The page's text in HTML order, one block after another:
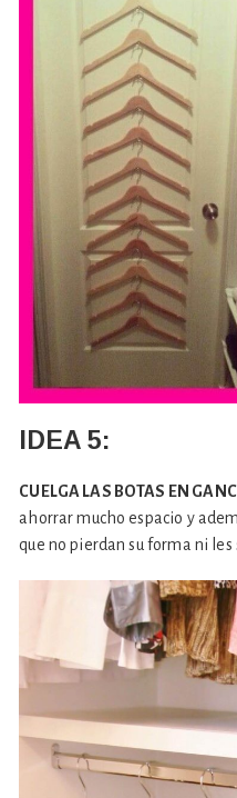
IDEA 5:
CUELGA LAS BOTAS EN
ahorrar mucho espacio y
que no pierdan su forma ni les